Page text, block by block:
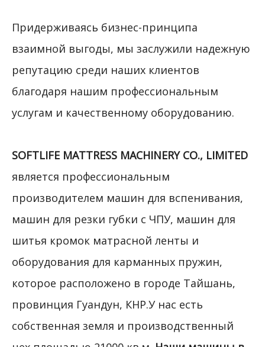
Придерживаясь бизнес-принципа
взаимной выгоды, мы заслужили надежную
репутацию среди наших клиентов
благодаря нашим профессиональным
услугам и качественному оборудованию.
SOFTLIFE MATTRESS MACHINERY CO., LIMITED
является профессиональным
производителем машин для вспенивания,
машин для резки губки с ЧПУ, машин для
шитья кромок матрасной ленты и
оборудования для карманных пружин,
которое расположено в городе Тайшань,
провинция Гуандун, КНР.У нас есть
собственная земля и производственный